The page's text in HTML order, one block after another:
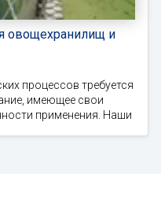
овощехранилищ и
процессов требуется
имеющее свои
применения. Наши